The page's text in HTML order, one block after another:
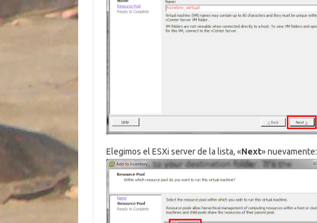
Elegimos el ESXi server de la lista, «Next» nuevamente: